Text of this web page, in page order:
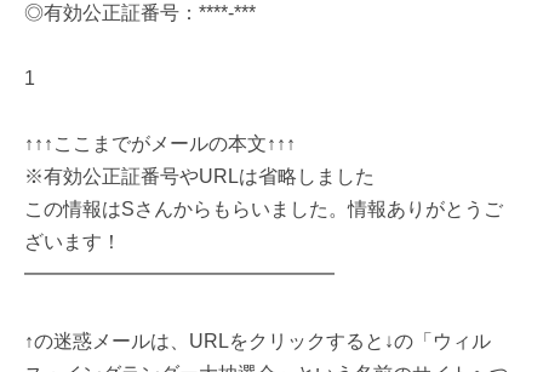
◎有効公正証番号：****-***
1
↑↑↑ここまでがメールの本文↑↑↑
※有効公正証番号やURLは省略しました
この情報はSさんからもらいました。情報ありがとうご
ざいます！
━━━━━━━━━━━━━━━━
↑の迷惑メールは、URLをクリックすると↓の「ウィル